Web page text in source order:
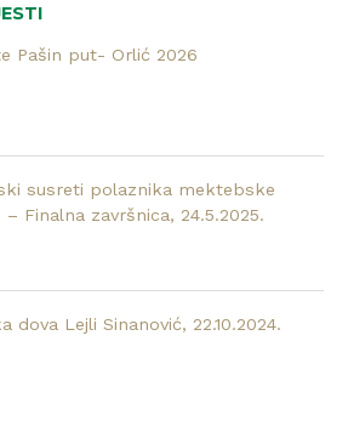
Pašin put- Orlić 2026
susreti polaznika mektebske
– Finalna završnica, 24.5.2025.
dova Lejli Sinanović, 22.10.2024.